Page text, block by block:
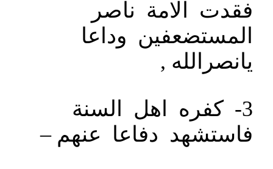
فقدت الامة ناصر
المستضعفين وداعا
يانصرالله ,
3- كفره اهل السنة
فاستشهد دفاعا عنهم –